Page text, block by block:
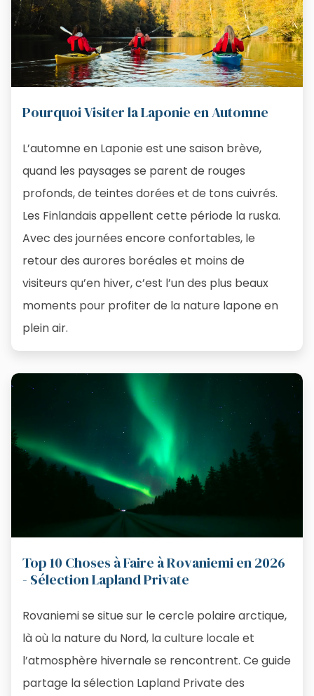
Pourquoi Visiter la Laponie en Automne
L’automne en Laponie est une saison brève,
quand les paysages se parent de rouges
profonds, de teintes dorées et de tons cuivrés.
Les Finlandais appellent cette période la ruska.
Avec des journées encore confortables, le
retour des aurores boréales et moins de
visiteurs qu’en hiver, c’est l’un des plus beaux
moments pour profiter de la nature lapone en
plein air.
Top 10 Choses à Faire à Rovaniemi en 2026
- Sélection Lapland Private
Rovaniemi se situe sur le cercle polaire arctique,
là où la nature du Nord, la culture locale et
l’atmosphère hivernale se rencontrent. Ce guide
partage la sélection Lapland Private des